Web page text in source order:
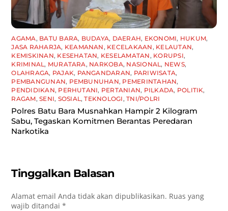
AGAMA, BATU BARA, BUDAYA, DAERAH, EKONOMI, HUKUM,
JASA RAHARJA, KEAMANAN, KECELAKAAN, KELAUTAN,
KEMISKINAN, KESEHATAN, KESELAMATAN, KORUPSI,
KRIMINAL, MURATARA, NARKOBA, NASIONAL, NEWS,
OLAHRAGA, PAJAK, PANGANDARAN, PARIWISATA,
PEMBANGUNAN, PEMBUNUHAN, PEMERINTAHAN,
PENDIDIKAN, PERHUTANI, PERTANIAN, PILKADA, POLITIK,
RAGAM,SENI, SOSIAL,TEKNOLOGI,TNI/POLRI
Polres Batu Bara Musnahkan Hampir 2 Kilogram
Sabu, Tegaskan Komitmen Berantas Peredaran
Narkotika
Tinggalkan Balasan
Alamat email Anda tidak akan dipublikasikan. Ruas yang
wajib ditandai*